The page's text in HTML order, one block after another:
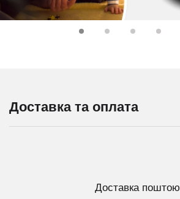
Доставка та оплата
Доставка поштою